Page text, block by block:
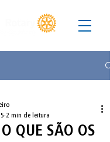
QUE SÃO OS
2 min de leitura